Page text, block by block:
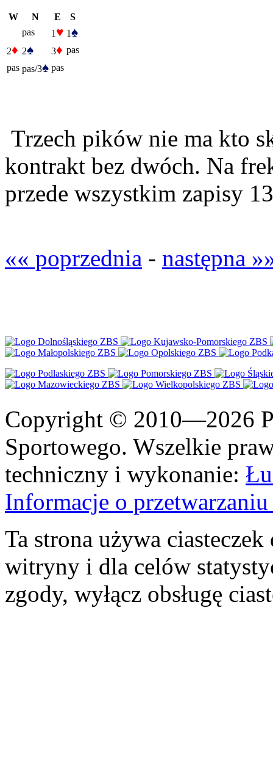
W N E
S
pas
1 ♥ 1♠
2♦ 2♠ 3♦ pas
pas pas/3♠ pas
Trzech pików nie ma kto
kontrakt bez dwóch. Na
przede wszystkim zapisy
«« poprzednia - następna
Copyright © 2010—2026
Sportowego. Wszelkie
techniczny i wykonanie:
Informacje o
Ta strona używa
witryny i dla celów
zgody, wyłącz obsługę